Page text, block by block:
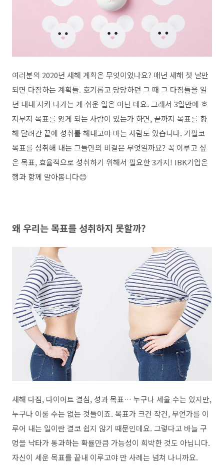
여러분의 2020년 새해 계획은 무엇이었나요? 매년 새해 첫 날만
되면 다짐하는 계획들. 호기롭고 당당하던 그 때 그 다짐들을 일
년 내내 지켜 나가는 게 쉬운 일은 아닌 데요. 그래서 3일만에 흐
지부지 목표를 잃게 되는 사람이 있는가 하면, 끝까지 목표를 향
해 달려간 끝에 성취를 해내고야 마는 사람도 있습니다. 기필코
목표를 성취해 내는 그들만의 비결은 무엇일까요? 꼭 이루고 싶
은 목표, 효율적으로 성취하기 위해서 필요한 3가지! IBK기업은
행과 함께 알아봅니다😊
왜 우리는 목표를 성취하지 못할까?
새해 다짐, 다이어트 결심, 성과 목표… 누구나 세울 수는 있지만,
누구나 이룰 수는 없는 것들이죠. 목표가 크건 작건, 무언가를 이
루어 내는 일이란 결코 쉽지 않기 때문인데요. 그렇다고 바늘 구
멍을 낙타가 통과하는 확률만큼 가능성이 희박한 것도 아닙니다.
자신이 세운 목표를 끝내 이루고야 만 사례는 넘쳐 나니까요.